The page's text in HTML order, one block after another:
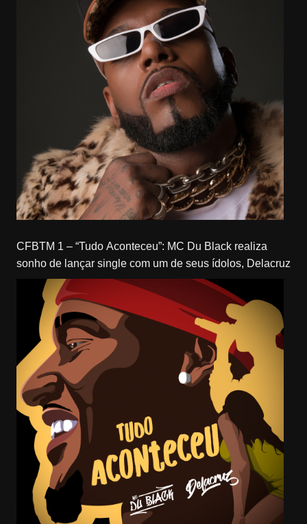
CFBTM 1 – “Tudo Aconteceu”: MC Du Black realiza
sonho de lançar single com um de seus ídolos, Delacruz